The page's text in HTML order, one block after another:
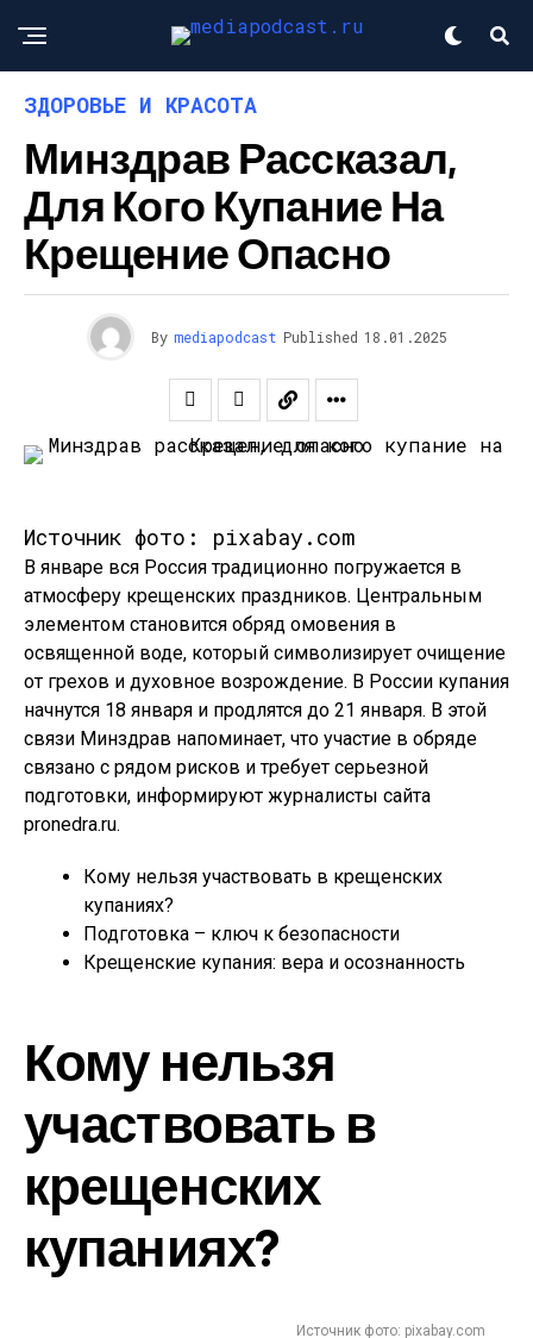
ЗДОРОВЬЕ И КРАСОТА
Минздрав Рассказал,
Для Кого Купание На
Крещение Опасно
By mediapodcast Published 18.01.2025
Источник фото: pixabay.com
В январе вся Россия традиционно погружается в
атмосферу крещенских праздников. Центральным
элементом становится обряд омовения в
освященной воде, который символизирует очищение
от грехов и духовное возрождение. В России купания
начнутся 18 января и продлятся до 21 января. В этой
связи Минздрав напоминает, что участие в обряде
связано с рядом рисков и требует серьезной
подготовки, информируют журналисты сайта
pronedra.ru.
Кому нельзя участвовать в крещенских
купаниях?
Подготовка – ключ к безопасности
Крещенские купания: вера и осознанность
Кому нельзя
участвовать в
крещенских
купаниях?
Источник фото: pixabay.com